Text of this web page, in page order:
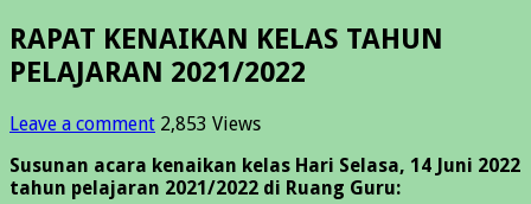
RAPAT KENAIKAN KELAS TAHUN
PELAJARAN 2021/2022
Leave a comment 2,853 Views
Susunan acara kenaikan kelas Hari Selasa, 14 Juni 2022
tahun pelajaran 2021/2022 di Ruang Guru: